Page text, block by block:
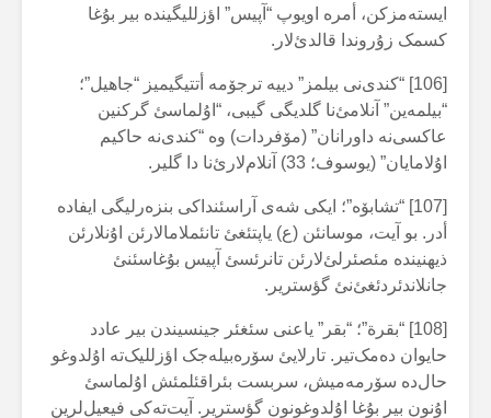
ایستەمزکن، أمرە اویوپ “آپیس” اؤزللیگیندە بیر بۇغا
کسمک زۇروندا قالدئ‌لار.
[106] “کندی‌نی بیلمز” دییە ترجۆمە أتتیگیمیز “جاهیل”؛
“بیلمەین” آنلامئ‌نا گلدیگی گیبی، “اۇلماسئ گرکنین
عاکسی‌نە داورانان” (مۆفردات) وە “کندی‌نە حاکیم
اۇلامایان” (یوسوف؛ 33) آنلام‌لارئ‌نا دا گلیر.
[107] “تشابۆە”؛ ایکی شەی آراسئنداکی بنزەرلیگی ایفادە
أدر. بو آیت، موسانئن (ع) یاپتئغئ تانئملامالارئن اۇنلارئن
ذیهنیندە مئصئرلئ‌لارئن تانرئسئ آپیس بۇغاسئنئ
جانلاندئردئغئ‌نئ گؤستریر.
[108] “بقرة”؛ “بقر” یاعنی سئغئر جینسیندن بیر عادد
حایوان دەمک‌تیر. تارلایئ سۆرەبیلەجک اؤزللیک‌تە اۇلدوغو
حال‌دە سۆرمەمیش، سربست بئراقئلمئش اۇلماسئ
اۇنون بیر بۇغا اۇلدوغونون گؤستریر. آیت‌تەکی فیعیل‌لرین